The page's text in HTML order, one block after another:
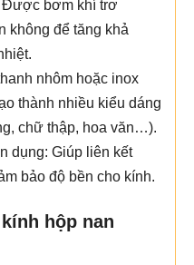
Được bơm khí trơ
không để tăng khả
nhôm hoặc inox
thành nhiều kiểu dáng
chữ thập, hoa văn…).
dụng: Giúp liên kết
bảo độ bền cho kính.
hộp nan